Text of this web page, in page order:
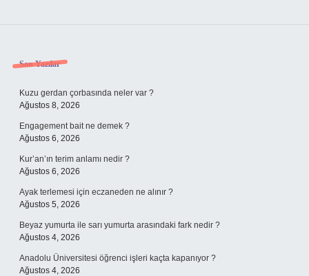
Sidebar
Son Yazılar
Kuzu gerdan çorbasında neler var ?
Ağustos 8, 2026
Engagement bait ne demek ?
Ağustos 6, 2026
Kur’an’ın terim anlamı nedir ?
Ağustos 6, 2026
Ayak terlemesi için eczaneden ne alınır ?
Ağustos 5, 2026
Beyaz yumurta ile sarı yumurta arasındaki fark nedir ?
Ağustos 4, 2026
Anadolu Üniversitesi öğrenci işleri kaçta kapanıyor ?
Ağustos 4, 2026